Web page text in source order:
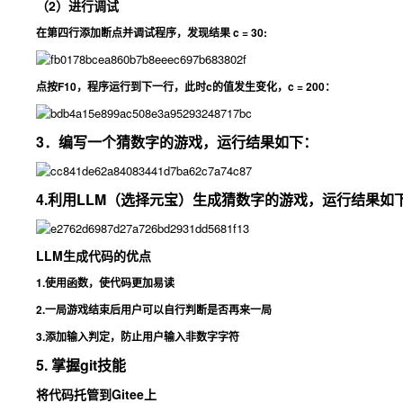
（2）进行调试
在第四行添加断点并调试程序，发现结果 c = 30:
点按F10，程序运行到下一行，此时c的值发生变化，c = 200：
3．编写一个猜数字的游戏，运行结果如下：
4.利用LLM（选择元宝）生成猜数字的游戏，运行结果如
LLM生成代码的优点
1.使用函数，使代码更加易读
2.一局游戏结束后用户可以自行判断是否再来一局
3.添加输入判定，防止用户输入非数字字符
5. 掌握git技能
将代码托管到Gitee上